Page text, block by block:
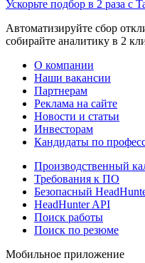
Ускорьте подбор в 2 раза с
Автоматизируйте сбор
собирайте аналитику в 2
О компании
Наши вакансии
Партнерам
Реклама на сайте
Новости и статьи
Инвесторам
Кандидаты по
Производственный
Требования к ПО
Безопасный
HeadHunter API
Поиск работы
Поиск по резюме
Мобильное приложение